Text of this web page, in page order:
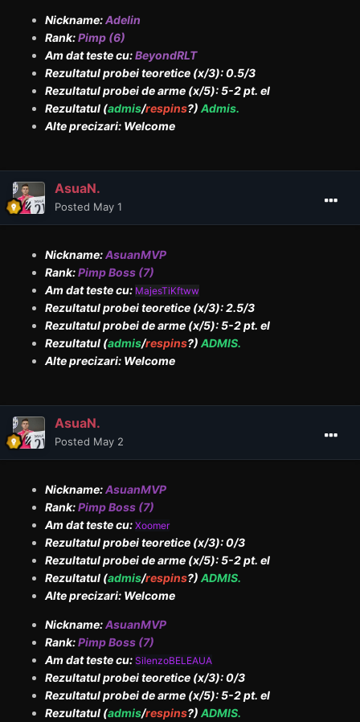
Nickname:AdeIin
Rank:Pimp (6)
Am dat teste cu:BeyondRLT
Rezultatul probei teoretice (x/3): 0.5/3
Rezultatul probei de arme (x/5): 5-2 pt. el
Rezultatul (admis/respins?) Admis.
Alte precizari: Welcome
AsuaN.
Posted May 1
Nickname:AsuanMVP
Rank:Pimp Boss (7)
Am dat teste cu: MajesTiKftww
Rezultatul probei teoretice (x/3): 2.5/3
Rezultatul probei de arme (x/5): 5-2 pt. el
Rezultatul (admis/respins?) ADMIS.
Alte precizari: Welcome
AsuaN.
Posted May 2
Nickname:AsuanMVP
Rank:Pimp Boss (7)
Am dat teste cu: Xoomer
Rezultatul probei teoretice (x/3): 0/3
Rezultatul probei de arme (x/5): 5-2 pt. el
Rezultatul (admis/respins?) ADMIS.
Alte precizari: Welcome
Nickname:AsuanMVP
Rank:Pimp Boss (7)
Am dat teste cu: SilenzoBELEAUA
Rezultatul probei teoretice (x/3): 0/3
Rezultatul probei de arme (x/5): 5-2 pt. el
Rezultatul (admis/respins?) ADMIS.